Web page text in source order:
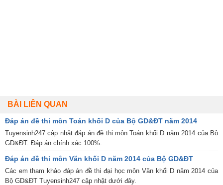
BÀI LIÊN QUAN
Đáp án đề thi môn Toán khối D của Bộ GD&ĐT năm 2014
Tuyensinh247 cập nhật đáp án đề thi môn Toán khối D năm 2014 của Bộ
GD&ĐT. Đáp án chính xác 100%.
Đáp án đề thi môn Văn khối D năm 2014 của Bộ GD&ĐT
Các em tham khảo đáp án đề thi đại học môn Văn khối D năm 2014 của
Bộ GD&ĐT Tuyensinh247 cập nhật dưới đây.